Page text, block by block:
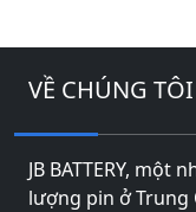
VỀ CHÚNG TÔI
JB BATTERY,
lượng pin ở Trung